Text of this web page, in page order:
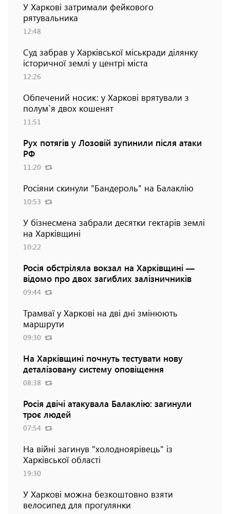
У Харкові затримали фейкового
рятувальника
12:48
Суд забрав у Харківської міськради ділянку
історичної землі у центрі міста
12:26
Обпечений носик: у Харкові врятували з
полум`я двох кошенят
11:51
Рух потягів у Лозовій зупинили після атаки
РФ
11:20
Росіяни скинули "Бандероль" на Балаклію
10:53
У бізнесмена забрали десятки гектарів землі
на Харківщині
10:22
Росія обстріляла вокзал на Харківщині —
відомо про двох загиблих залізничників
09:44
Трамваї у Харкові на дві дні змінюють
маршрути
09:30
На Харківщині почнуть тестувати нову
деталізовану систему оповіщення
08:38
Росія двічі атакувала Балаклію: загинули
троє людей
07:54
На війні загинув "холодноярівець" із
Харківської області
19:30
У Харкові можна безкоштовно взяти
велосипед для прогулянки